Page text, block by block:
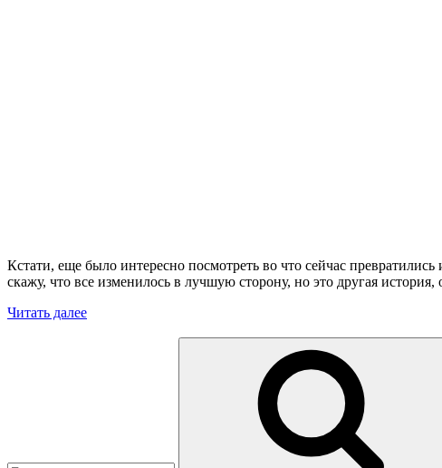
Кстати, еще было интересно посмотреть во что сейчас
скажу, что все изменилось в лучшую сторону, но это другая
Читать далее«Посмотрели